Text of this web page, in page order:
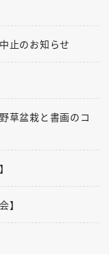
止のお知らせ
草盆栽と書画のコ
】